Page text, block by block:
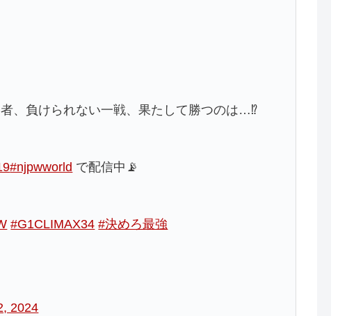
、負けられない一戦、果たして勝つのは…⁉️
#njpwworld で配信中📡
#G1CLIMAX34 #決めろ最強
2024